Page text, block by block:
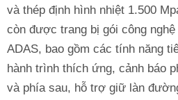
và thép định hình nhiệt 1.500
còn được trang bị gói công
ADAS, bao gồm các tính năng
hành trình thích ứng, cảnh báo
và phía sau, hỗ trợ giữ làn